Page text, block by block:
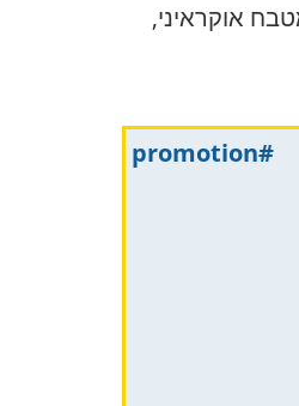
אוקראיני,
#promotion